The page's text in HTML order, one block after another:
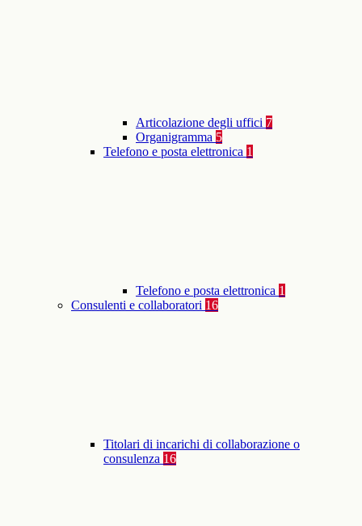
Articolazione degli uffici 7
Organigramma 5
Telefono e posta elettronica 1
Telefono e posta elettronica 1
Consulenti e collaboratori 16
Titolari di incarichi di collaborazione o
consulenza 16